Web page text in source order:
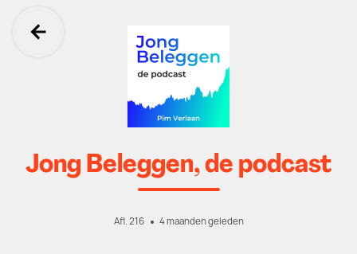
Ga terug
Jong Beleggen, de podcast
Afl. 216 4 maanden geleden